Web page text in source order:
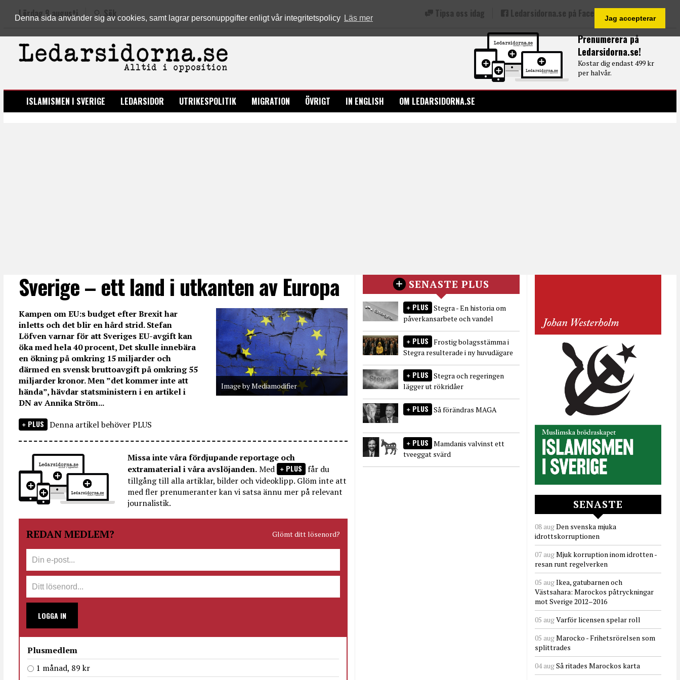
Denna sida använder sig av cookies, samt lagrar personuppgifter enligt vår integritetspolicy Läs mer Jag accepterar
Prenumerera på
Ledarsidorna.se!
Kostar dig endast 499 kr
per halvår.
Lördag 8 augusti Sök Tipsa oss idag Ledarsidorna.se på Facebook
LEDARSIDORNA.SE
ISLAMISMEN I SVERIGE LEDARSIDOR UTRIKESPOLITIK MIGRATION ÖVRIGT IN ENGLISH OM LEDARSIDORNA.SE
Sverige – ett land i utkanten av Europa
Image by Mediamodifier
Kampen om EU:s budget efter Brexit har
inletts och det blir en hård strid. Stefan
Löfven varnar för att Sveriges EU-avgift kan
öka med hela 40 procent, Det skulle innebära
en ökning på omkring 15 miljarder och
därmed en svensk bruttoavgift på omkring 55
miljarder kronor. Men ”det kommer inte att
hända”, hävdar statsministern i en artikel i
DN av Annika Ström...
PLUS Denna artikel behöver PLUS
Missa inte våra fördjupande reportage och
extramaterial i våra avslöjanden.Med PLUS får du
tillgång till alla artiklar, bilder och videoklipp. Glöm inte att
med fler prenumeranter kan vi satsa ännu mer på relevant
journalistik.
REDAN MEDLEM? Glömt ditt lösenord?
LOGGA IN
Plusmedlem
1 månad, 89 kr
SENASTE PLUS
PLUS Stegra - En historia om
påverkansarbete och vandel
PLUS Frostig bolagsstämma i
Stegra resulterade i ny huvudägare
PLUS Stegra och regeringen
lägger ut rökridåer
PLUS Så förändras MAGA
PLUS Mamdanis valvinst ett
tveeggat svärd
SENASTE
08 augDen svenska mjuka
idrottskorruptionen
07 augMjuk korruption inom idrotten -
resan runt regelverken
05 augIkea, gatubarnen och
Västsahara: Marockos påtryckningar
mot Sverige 2012–2016
05 augVarför licensen spelar roll
05 augMarocko - Frihetsrörelsen som
splittrades
04 augSå ritades Marockos karta